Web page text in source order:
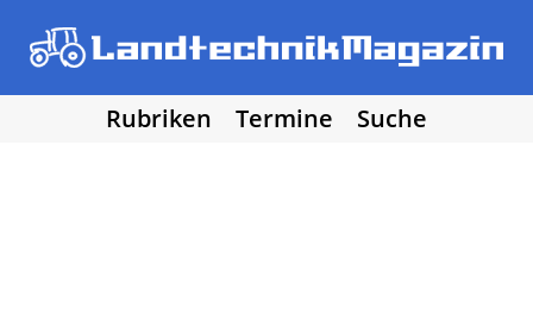
Rubriken Termine
Suche